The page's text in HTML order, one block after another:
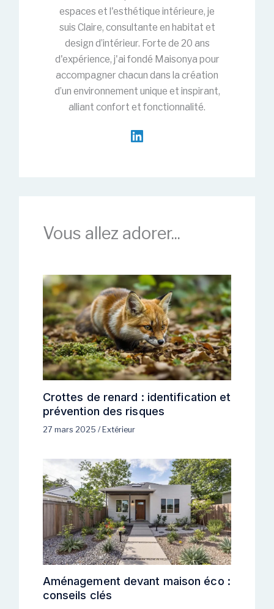
espaces et l'esthétique intérieure, je
suis Claire, consultante en habitat et
design d’intérieur. Forte de 20 ans
d'expérience, j'ai fondé Maisonya pour
accompagner chacun dans la création
d’un environnement unique et inspirant,
alliant confort et fonctionnalité.
Vous allez adorer...
Crottes de renard : identification et
prévention des risques
27 mars 2025 / Extérieur
Aménagement devant maison éco :
conseils clés